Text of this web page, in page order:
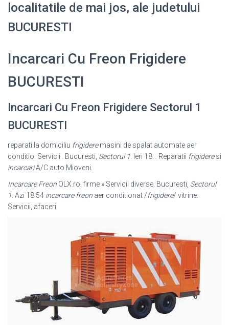
localitatile de mai jos, ale judetului
BUCURESTI
Incarcari Cu Freon Frigidere
BUCURESTI
Incarcari Cu Freon Frigidere Sectorul 1
BUCURESTI
reparati la domiciliu frigideremasini de spalat automate aer
conditio. Servicii . Bucuresti, Sectorul 1 . Ieri 18: . Reparatii frigideresi
incarcariA/C auto Mioveni.
Incarcare Freon OLX.ro. firme » Servicii diverse. Bucuresti, Sectorul
1 . Azi 18:54 incarcare freon aer conditionat /frigidere/ vitrine.
Servicii, afaceri